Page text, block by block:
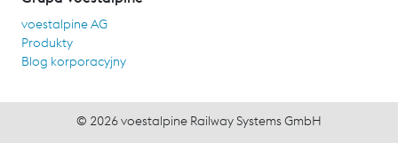
voestalpine AG
Produkty
Blog korporacyjny
© 2026 voestalpine Railway Systems GmbH